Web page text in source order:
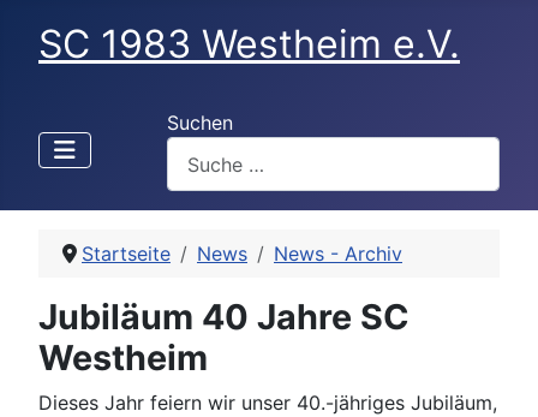
SC 1983 Westheim e.V.
Suchen
Startseite News News - Archiv
Jubiläum 40 Jahre SC
Westheim
Dieses Jahr feiern wir unser 40.-jähriges Jubiläum,